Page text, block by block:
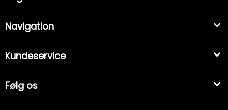
Navigation
Kundeservice
Følg os